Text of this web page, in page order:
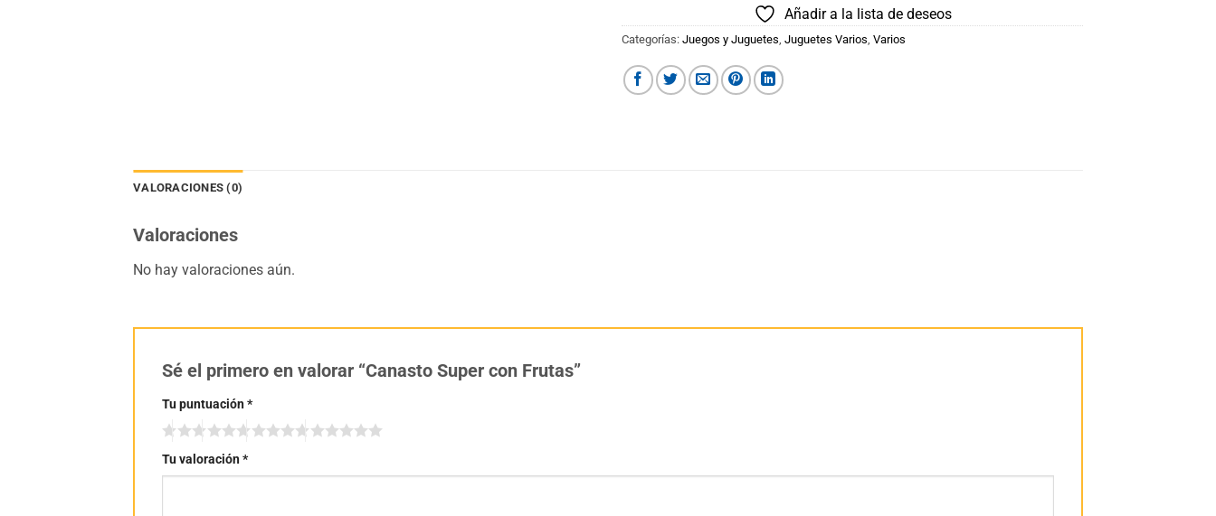
Añadir a la lista de deseos
Categorías: Juegos y Juguetes Juguetes Varios Varios
VALORACIONES (0)
Valoraciones
No hay valoraciones aún.
Sé el primero en valorar “Canasto Super con Frutas”
Tu puntuación*
Tu valoración*